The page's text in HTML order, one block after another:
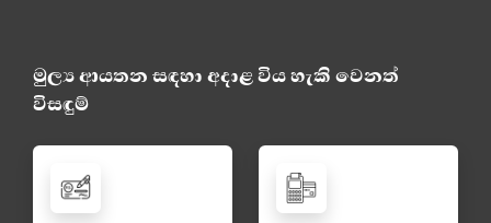
මුල්‍ය ආයතන සඳහා අදාළ විය හැකි වෙනත්
විසඳුම්